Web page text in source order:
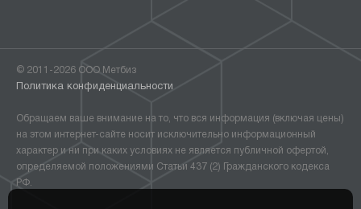
© 2011-2026 ООО Метбиз
Политика конфиденциальности
Обращаем ваше внимание на то, что вся информация (включая цены)
на этом интернет-сайте носит исключительно информационный
характер и ни при каких условиях не является публичной офертой,
определяемой положениями Статьи 437 (2) Гражданского кодекса
РФ.